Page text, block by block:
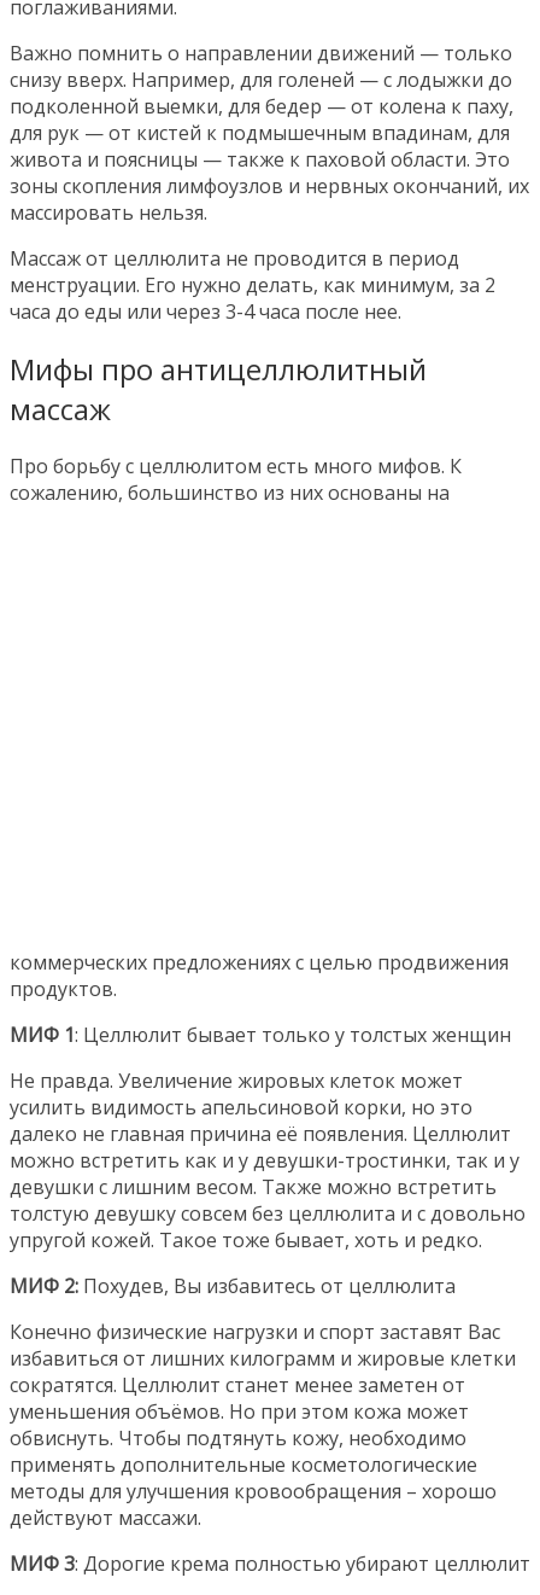
поглаживаниями.
Важно помнить о направлении движений — только
снизу вверх. Например, для голеней — с лодыжки до
подколенной выемки, для бедер — от колена к паху,
для рук — от кистей к подмышечным впадинам, для
живота и поясницы — также к паховой области. Это
зоны скопления лимфоузлов и нервных окончаний, их
массировать нельзя.
Массаж от целлюлита не проводится в период
менструации. Его нужно делать, как минимум, за 2
часа до еды или через 3-4 часа после нее.
Мифы про антицеллюлитный
массаж
Про борьбу с целлюлитом есть много мифов. К
сожалению, большинство из них основаны на
коммерческих предложениях с целью продвижения
продуктов.
МИФ 1: Целлюлит бывает только у толстых женщин
Не правда. Увеличение жировых клеток может
усилить видимость апельсиновой корки, но это
далеко не главная причина её появления. Целлюлит
можно встретить как и у девушки-тростинки, так и у
девушки с лишним весом. Также можно встретить
толстую девушку совсем без целлюлита и с довольно
упругой кожей. Такое тоже бывает, хоть и редко.
МИФ 2: Похудев, Вы избавитесь от целлюлита
Конечно физические нагрузки и спорт заставят Вас
избавиться от лишних килограмм и жировые клетки
сократятся. Целлюлит станет менее заметен от
уменьшения объёмов. Но при этом кожа может
обвиснуть. Чтобы подтянуть кожу, необходимо
применять дополнительные косметологические
методы для улучшения кровообращения – хорошо
действуют массажи.
МИФ 3: Дорогие крема полностью убирают целлюлит